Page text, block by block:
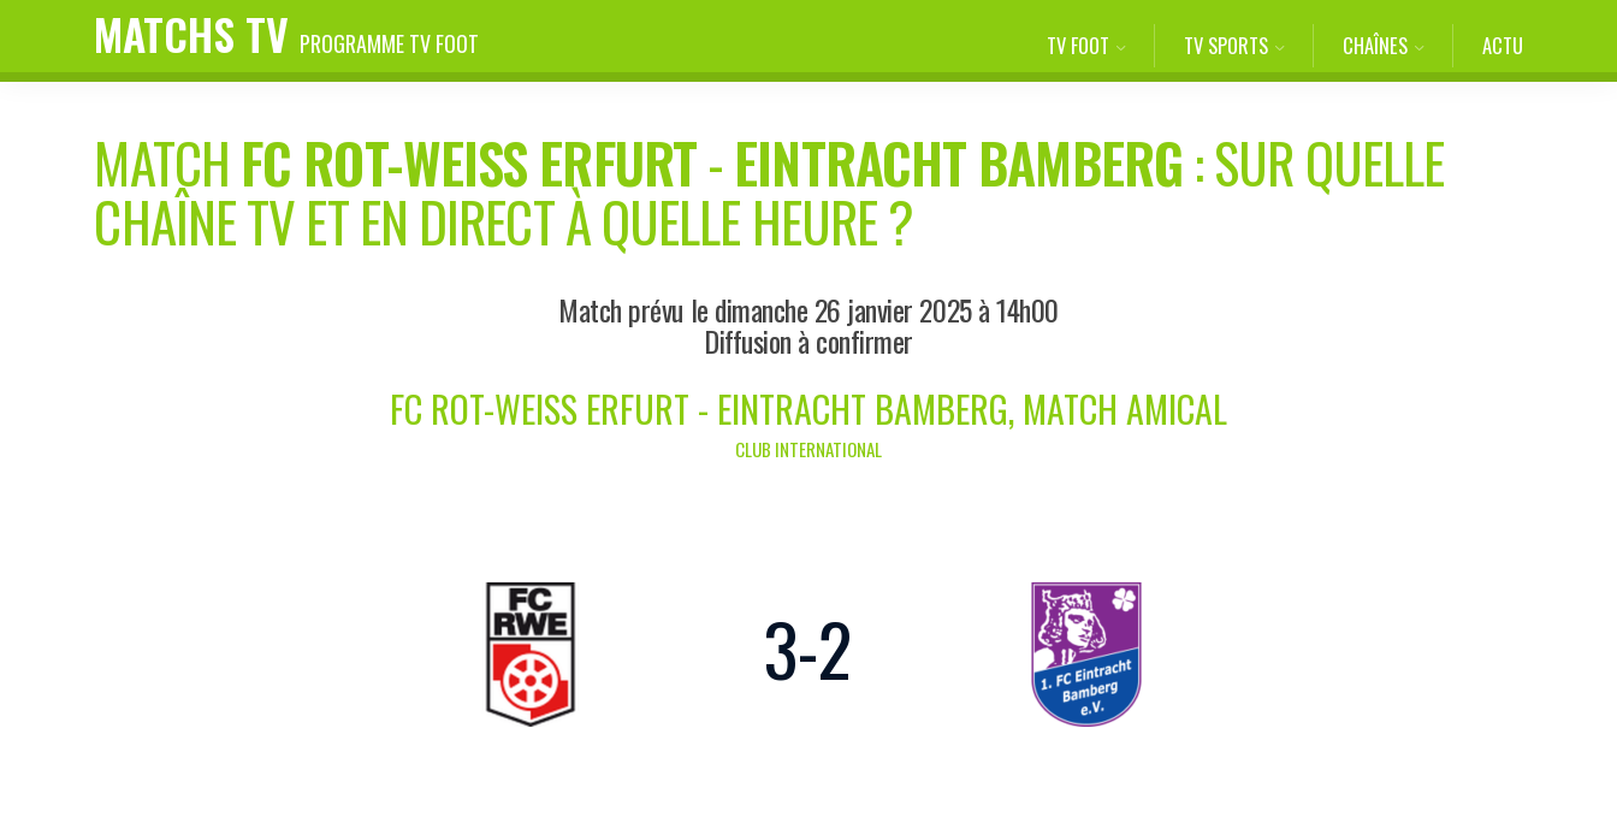
MATCHS TV PROGRAMME TV FOOT TV FOOT TV SPORTS CHAÎNES ACTU
MATCH FC ROT-WEISS ERFURT -EINTRACHT BAMBERG: SUR QUELLE
CHAÎNE TV ET EN DIRECT À QUELLE HEURE ?
Match prévu le dimanche 26 janvier 2025 à 14h00
Diffusion à confirmer
FC ROT-WEISS ERFURT - EINTRACHT BAMBERG, MATCH AMICAL
CLUB INTERNATIONAL
3-2